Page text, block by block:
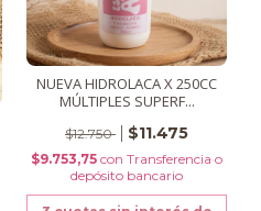
NUEVA HIDROLACA X 250CC
MÚLTIPLES SUPERF...
$12.750 $11.475
$9.753,75 con Transferencia o
depósito bancario